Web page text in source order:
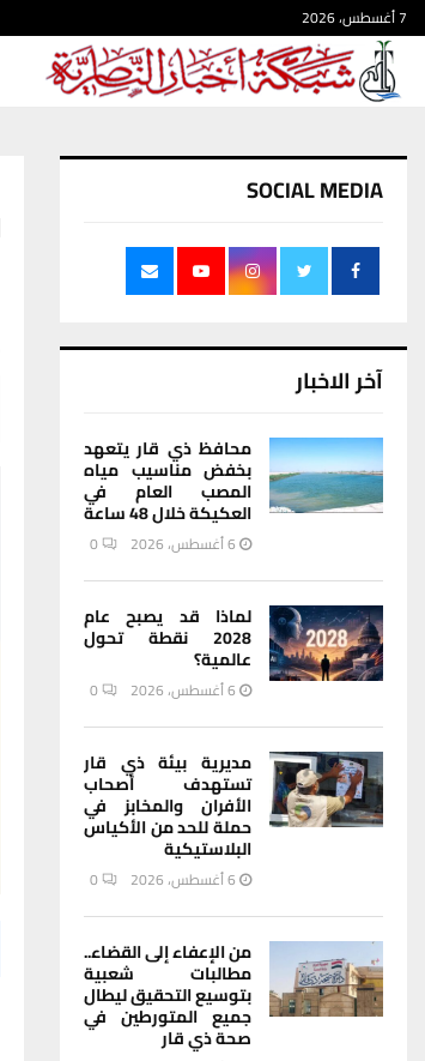
7 أغسطس، 2026
SOCIAL MEDIA
آخر الاخبار
محافظ ذي قار يتعهد
بخفض مناسيب مياه
المصب العام في
العكيكة خلال 48 ساعة
6 أغسطس، 2026 0
لماذا قد يصبح عام
2028 نقطة تحول
عالمية؟
6 أغسطس، 2026 0
مديرية بيئة ذي قار
تستهدف أصحاب
الأفران والمخابز في
حملة للحد من الأكياس
البلاستيكية
6 أغسطس، 2026 0
من الإعفاء إلى القضاء..
مطالبات شعبية
بتوسيع التحقيق ليطال
جميع المتورطين في
صحة ذي قار